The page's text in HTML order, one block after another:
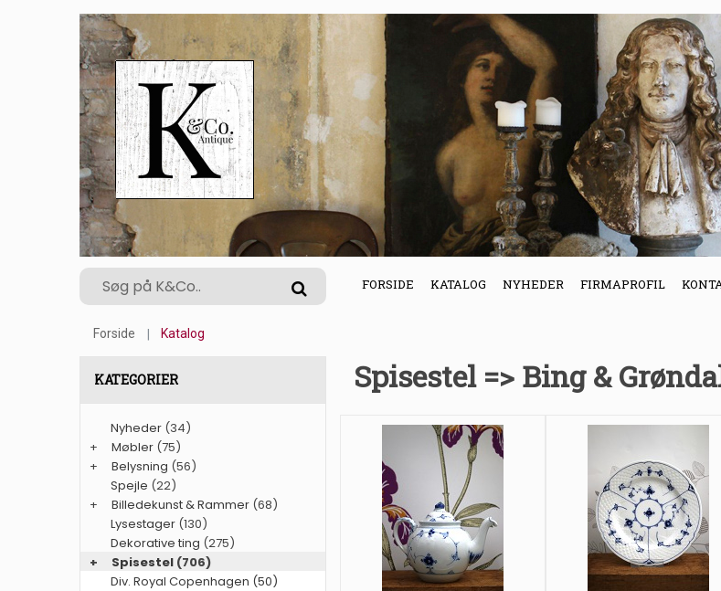
FORSIDE KATALOG NYHEDER FIRMAPROFIL
Forside Katalog
Spisestel => Bing &
KATEGORIER
Nyheder (34)
+
Møbler (75)
+
Belysning (56)
Spejle (22)
+
Billedekunst & Rammer (68)
Lysestager (130)
Dekorative ting (275)
+
Spisestel (706)
Div. Royal Copenhagen (50)